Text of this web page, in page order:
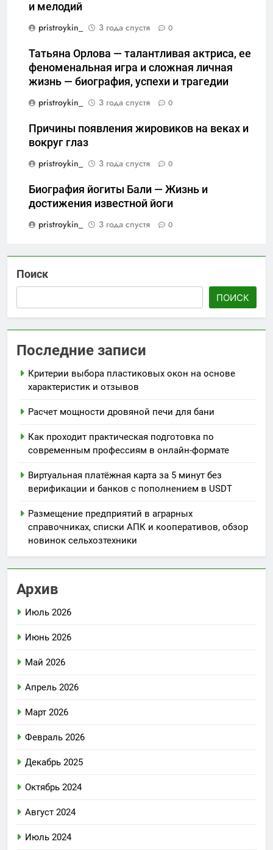
и мелодий
pristroykin_
3 года спустя 0
Татьяна Орлова — талантливая актриса, ее
феноменальная игра и сложная личная
жизнь — биография, успехи и трагедии
pristroykin_
3 года спустя 0
Причины появления жировиков на веках и
вокруг глаз
pristroykin_
3 года спустя 0
Биография йогиты Бали — Жизнь и
достижения известной йоги
pristroykin_
3 года спустя 0
Поиск
ПОИСК
Последние записи
Критерии выбора пластиковых окон на основе
характеристик и отзывов
Расчет мощности дровяной печи для бани
Как проходит практическая подготовка по
современным профессиям в онлайн-формате
Виртуальная платёжная карта за 5 минут без
верификации и банков с пополнением в USDT
Размещение предприятий в аграрных
справочниках, списки АПК и кооперативов, обзор
новинок сельхозтехники
Архив
Июль 2026
Июнь 2026
Май 2026
Апрель 2026
Март 2026
Февраль 2026
Декабрь 2025
Октябрь 2024
Август 2024
Июль 2024